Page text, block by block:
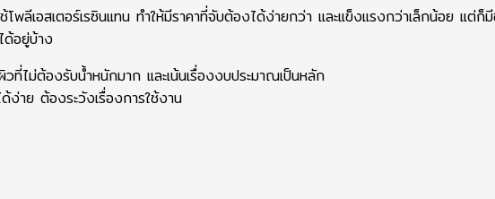
พลีเอสเตอร์เรซินแทน ทำให้มีราคาที่จับต้องได้ง่ายกว่า และแข็งแรงกว่าเล็กน้อย แต่ก็
ด้อยู่บ้าง
ที่ไม่ต้องรับน้ำหนักมาก และเน้นเรื่องงบประมาณเป็นหลัก
ง่าย ต้องระวังเรื่องการใช้งาน